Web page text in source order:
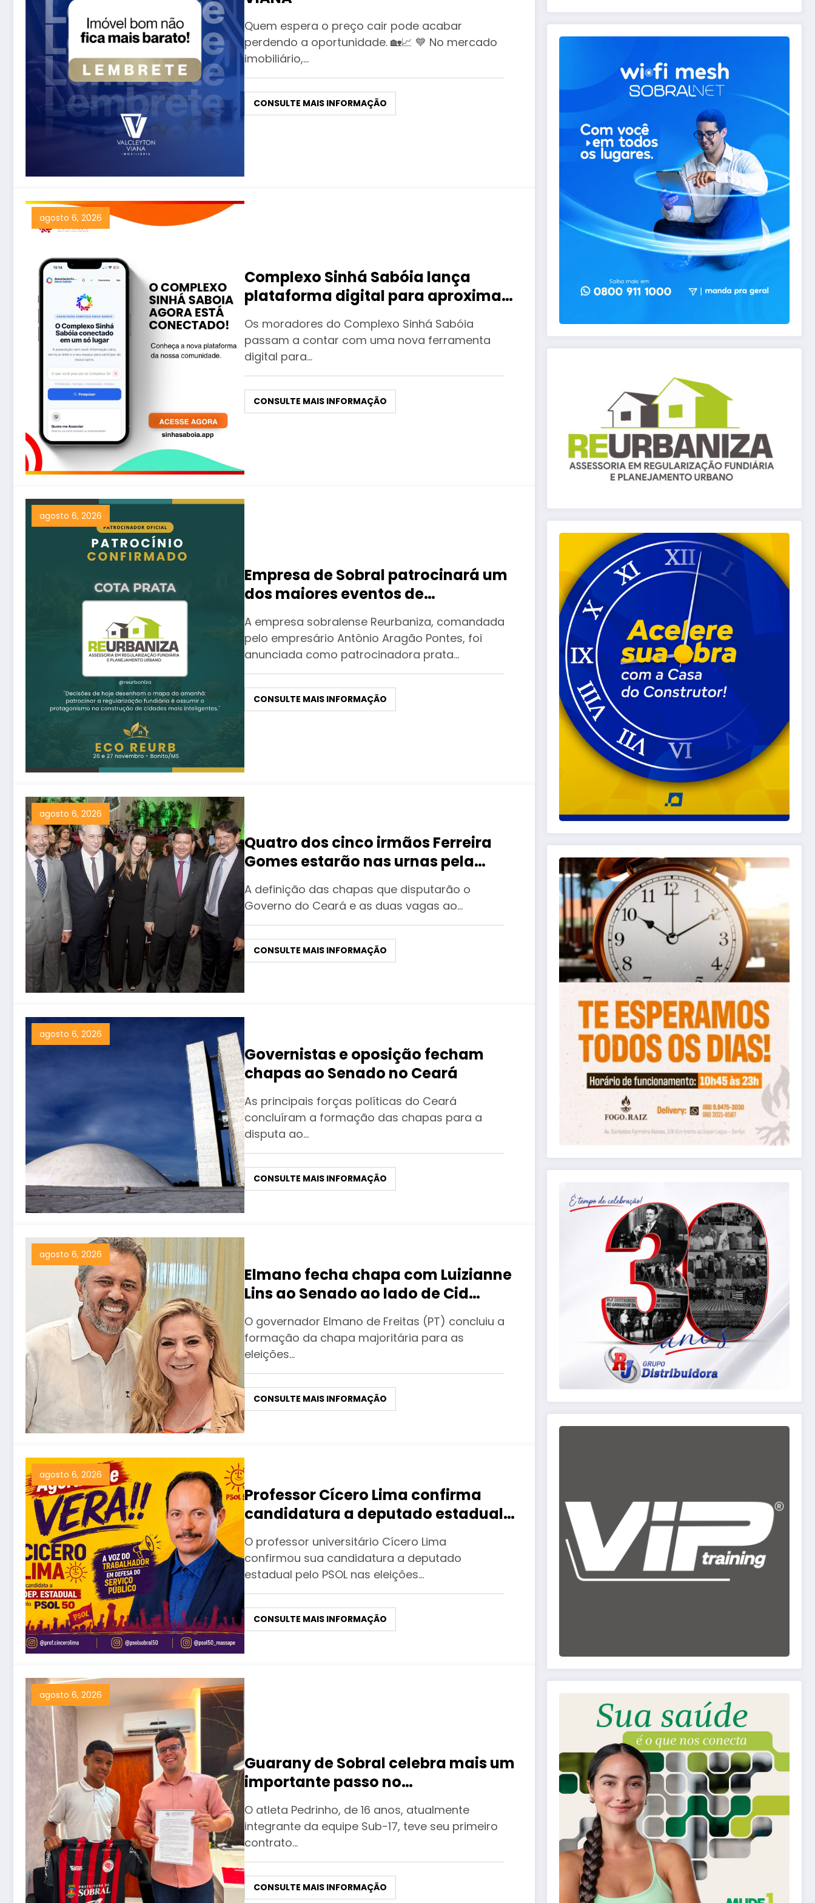
Quem espera o preço cair pode acabar
perdendo a oportunidade. 🏡📈 💙 No mercado
imobiliário,…
CONSULTE MAIS INFORMAÇÃO
agosto 6, 2026
Complexo Sinhá Sabóia lança
plataforma digital para aproximar
comunidade e serviços
Os moradores do Complexo Sinhá Sabóia
passam a contar com uma nova ferramenta
digital para…
CONSULTE MAIS INFORMAÇÃO
agosto 6, 2026
Empresa de Sobral patrocinará um
dos maiores eventos de
regularização fundiária do país
A empresa sobralense Reurbaniza, comandada
pelo empresário Antônio Aragão Pontes, foi
anunciada como patrocinadora prata…
CONSULTE MAIS INFORMAÇÃO
agosto 6, 2026
Quatro dos cinco irmãos Ferreira
Gomes estarão nas urnas pela
primeira vez em lados opostos
A definição das chapas que disputarão o
Governo do Ceará e as duas vagas ao…
CONSULTE MAIS INFORMAÇÃO
agosto 6, 2026
Governistas e oposição fecham
chapas ao Senado no Ceará
As principais forças políticas do Ceará
concluíram a formação das chapas para a
disputa ao…
CONSULTE MAIS INFORMAÇÃO
agosto 6, 2026
Elmano fecha chapa com Luizianne
Lins ao Senado ao lado de Cid
Gomes
O governador Elmano de Freitas (PT) concluiu a
formação da chapa majoritária para as
eleições…
CONSULTE MAIS INFORMAÇÃO
agosto 6, 2026
Professor Cícero Lima confirma
candidatura a deputado estadual
pelo PSOL
O professor universitário Cícero Lima
confirmou sua candidatura a deputado
estadual pelo PSOL nas eleições…
CONSULTE MAIS INFORMAÇÃO
agosto 6, 2026
Guarany de Sobral celebra mais um
importante passo no
fortalecimento de suas categorias
de base
O atleta Pedrinho, de 16 anos, atualmente
integrante da equipe Sub-17, teve seu primeiro
contrato…
CONSULTE MAIS INFORMAÇÃO